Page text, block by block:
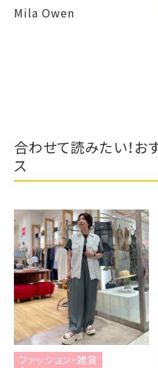
合わせて読みたい！お
ス
・雑貨 ファッショ